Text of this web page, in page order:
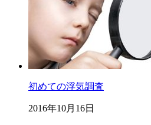
初めての浮気調査
2016年10月16日